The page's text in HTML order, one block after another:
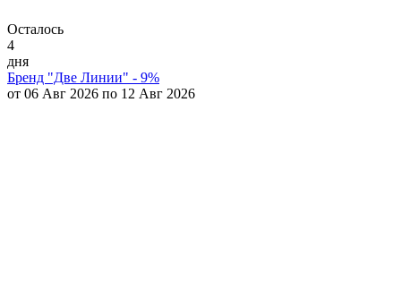
Осталось
4
дня
Бренд "Две Линии" - 9%
от 06 Авг 2026 по 12 Авг 2026